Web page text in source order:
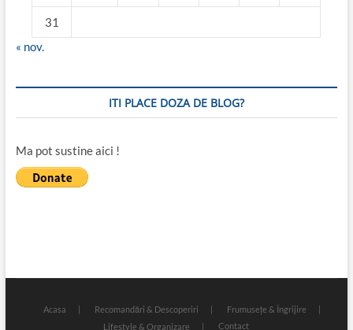
31
« nov.
ITI PLACE DOZA DE BLOG?
Ma pot sustine aici !
Acasa Recomandări & Descoperiri
Frumusețe & Îngrijire
Lifestyle & Organizare
Contact